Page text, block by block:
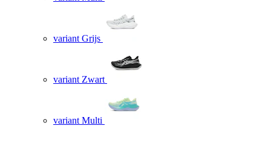
variant Grijs
variant Zwart
variant Multi